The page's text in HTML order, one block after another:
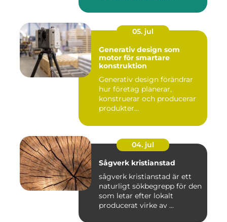
05. jul
Generativ design som
motor för smartare
konstruktion
Generativ design förändrar
hur företag planerar,
konstruerar och producerar
produkter...
04. jul
Sågverk kristianstad
sågverk kristianstad är ett
naturligt sökbegrepp för den
som letar efter lokalt
producerat virke av ...